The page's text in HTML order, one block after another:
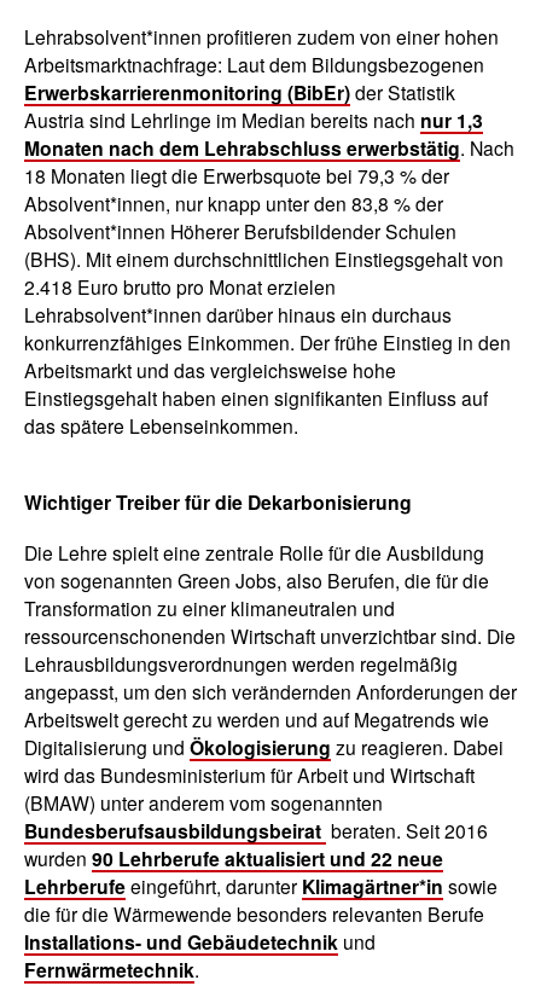
Lehrabsolvent*innen profitieren zudem von einer hohen
Arbeitsmarktnachfrage: Laut dem Bildungsbezogenen
Erwerbskarrierenmonitoring (BibEr)der Statistik
Austria sind Lehrlinge im Median bereits nach nur 1,3
Monaten nach dem Lehrabschluss erwerbstätig. Nach
18 Monaten liegt die Erwerbsquote bei 79,3 % der
Absolvent*innen, nur knapp unter den 83,8 % der
Absolvent*innen Höherer Berufsbildender Schulen
(BHS). Mit einem durchschnittlichen Einstiegsgehalt von
2.418 Euro brutto pro Monat erzielen
Lehrabsolvent*innen darüber hinaus ein durchaus
konkurrenzfähiges Einkommen. Der frühe Einstieg in den
Arbeitsmarkt und das vergleichsweise hohe
Einstiegsgehalt haben einen signifikanten Einfluss auf
das spätere Lebenseinkommen.
Wichtiger Treiber für die Dekarbonisierung
Die Lehre spielt eine zentrale Rolle für die Ausbildung
von sogenannten Green Jobs, also Berufen, die für die
Transformation zu einer klimaneutralen und
ressourcenschonenden Wirtschaft unverzichtbar sind. Die
Lehrausbildungsverordnungen werden regelmäßig
angepasst, um den sich verändernden Anforderungen der
Arbeitswelt gerecht zu werden und auf Megatrends wie
Digitalisierung und Ökologisierung zu reagieren. Dabei
wird das Bundesministerium für Arbeit und Wirtschaft
(BMAW) unter anderem vom sogenannten
Bundesberufsausbildungsbeirat beraten. Seit 2016
wurden 90 Lehrberufe aktualisiert und 22 neue
Lehrberufeeingeführt, darunter Klimagärtner*in sowie
die für die Wärmewende besonders relevanten Berufe
Installations- und Gebäudetechnik und
Fernwärmetechnik.